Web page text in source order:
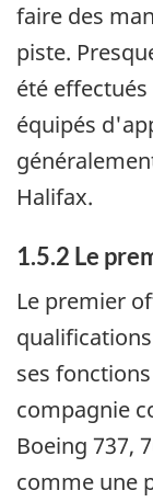
faire des
piste.
été
équipés
Halifax.
1.5.2 Le
Le premier
ses
compagnie
Boeing 737,
comme une